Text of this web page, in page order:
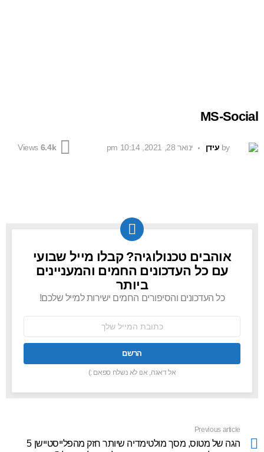
MS-Social
by עידן ינואר 28, 2021, 10:14 pm 6.4k
Views
NEWSLETTER
אוהבים טכנולוגיה? קבלו מייל שבועי
עם כל העדכונים החמים והמעניינים
ביותר
כל העדכונים והסיפורים החמים ישירות למייל שלכם!
אל דאגה, אנו לא נשלח ספאם :)
more
Previous article
הגה של מטוס, מסך מולטימדיה שיותר חזק מהפלייסטיישן 5